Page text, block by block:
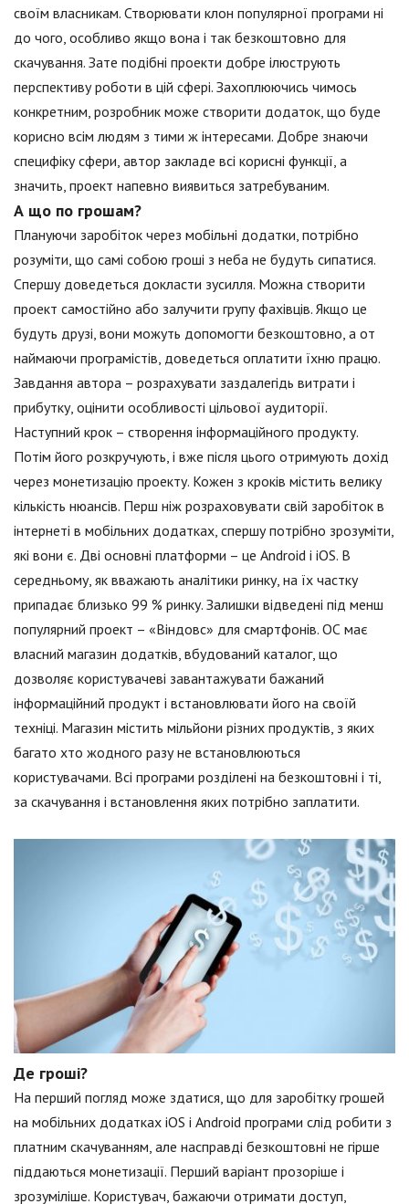
своїм власникам. Створювати клон популярної програми ні
до чого, особливо якщо вона і так безкоштовно для
скачування. Зате подібні проекти добре ілюструють
перспективу роботи в цій сфері. Захоплюючись чимось
конкретним, розробник може створити додаток, що буде
корисно всім людям з тими ж інтересами. Добре знаючи
специфіку сфери, автор закладе всі корисні функції, а
значить, проект напевно виявиться затребуваним.
А що по грошам?
Плануючи заробіток через мобільні додатки, потрібно
розуміти, що самі собою гроші з неба не будуть сипатися.
Спершу доведеться докласти зусилля. Можна створити
проект самостійно або залучити групу фахівців. Якщо це
будуть друзі, вони можуть допомогти безкоштовно, а от
наймаючи програмістів, доведеться оплатити їхню працю.
Завдання автора – розрахувати заздалегідь витрати і
прибутку, оцінити особливості цільової аудиторії.
Наступний крок – створення інформаційного продукту.
Потім його розкручують, і вже після цього отримують дохід
через монетизацію проекту. Кожен з кроків містить велику
кількість нюансів. Перш ніж розраховувати свій заробіток в
інтернеті в мобільних додатках, спершу потрібно зрозуміти,
які вони є. Дві основні платформи – це Android і iOS. В
середньому, як вважають аналітики ринку, на їх частку
припадає близько 99 % ринку. Залишки відведені під менш
популярний проект – «Віндовс» для смартфонів. ОС має
власний магазин додатків, вбудований каталог, що
дозволяє користувачеві завантажувати бажаний
інформаційний продукт і встановлювати його на своїй
техніці. Магазин містить мільйони різних продуктів, з яких
багато хто жодного разу не встановлюються
користувачами. Всі програми розділені на безкоштовні і ті,
за скачування і встановлення яких потрібно заплатити.
Де гроші?
На перший погляд може здатися, що для заробітку грошей
на мобільних додатках iOS і Android програми слід робити з
платним скачуванням, але насправді безкоштовні не гірше
піддаються монетизації. Перший варіант прозоріше і
зрозуміліше. Користувач, бажаючи отримати доступ,